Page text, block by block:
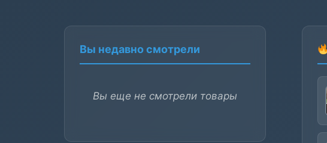
Вы недавно смотрели
Вы еще не смотрели товары